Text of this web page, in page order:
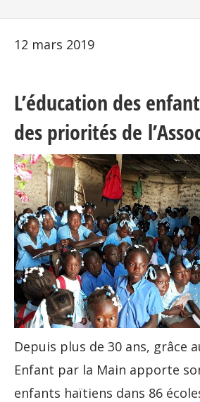
12 mars 2019
L’éducation des
des priorités de
Depuis plus de 30 ans, grâce
Enfant par la Main apporte
enfants haïtiens dans 86